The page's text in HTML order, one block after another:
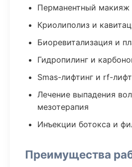
Перманентный макияж
Криолиполиз и
Биоревитализация и
Гидропилинг и
Smas-лифтинг и rf-
Лечение выпадения
мезотерапия
Инъекции ботокса и
Преимущества